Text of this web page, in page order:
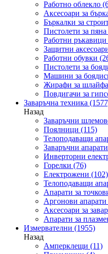
Работно облекло
Аксесоари за
Бъркалки за
Пистолети за
Работни
Защитни
Работни обувки
Пистолети за
Машини за
Жирафи за
Повдигачи за
Заваръчна техника
Назад
Заваръчни
Поялници (115)
Телоподаващи
Заваръчни
Инверторни
Горелки (76)
Електрожени (102)
Телоподаващи
Апарати за
Аргонови апарати
Аксесоари за
Апарати за
Измервателни (1955)
Назад
Амперклещи (11)